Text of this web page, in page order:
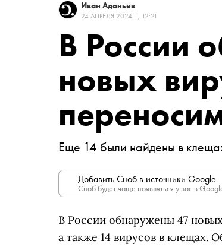
Иван Адоньев
24 АПРЕЛЯ 2024 Г., 12:21
В России
новых
Еще 14 были найдены в
Добавить Сноб в источники Google
Сноб будет чаще появляться у вас в
В России обнаружены 47
а также 14 вирусов в клещах.